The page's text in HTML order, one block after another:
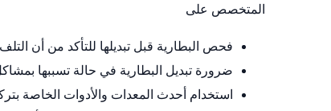
المتخصص على
فحص البطارية قبل تبديلها للتأكد من أن التلف
ضرورة تبديل البطارية في حالة تسببها
استخدام أحدث المعدات والأدوات الخاصة